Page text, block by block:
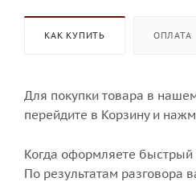
КАК КУПИТЬ ОПЛАТА
Для покупки товара в
перейдите в Корзину и
Когда оформляете
По результатам разговора